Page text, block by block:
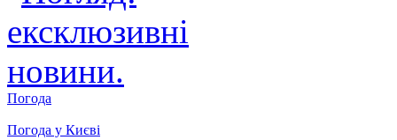
Погода
Погода у Києві